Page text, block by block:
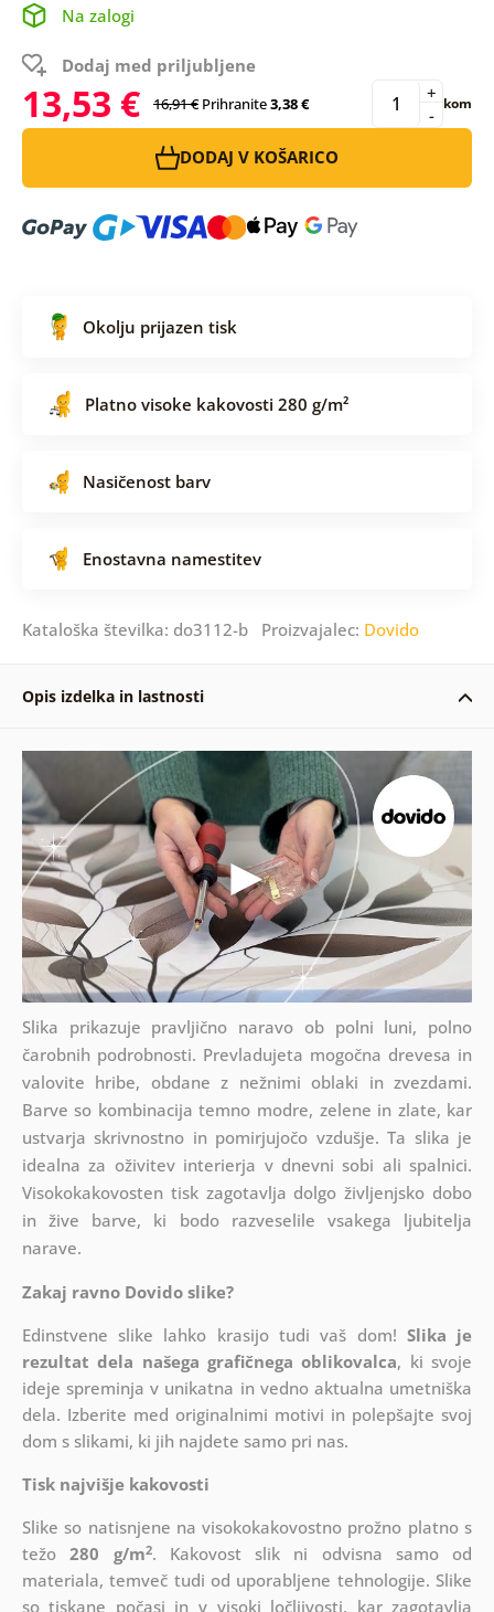
Na zalogi
Dodaj med priljubljene
13,53 € 16,91 € Prihranite3,38 € -
+ kom
DODAJ V KOŠARICO
Okolju prijazen tisk
Platno visoke kakovosti 280 g/m²
Nasičenost barv
Enostavna namestitev
Kataloška številka: do3112-b Proizvajalec: Dovido
Opis izdelka in lastnosti
Slika prikazuje pravljično naravo ob polni luni, polno
čarobnih podrobnosti. Prevladujeta mogočna drevesa in
valovite hribe, obdane z nežnimi oblaki in zvezdami.
Barve so kombinacija temno modre, zelene in zlate, kar
ustvarja skrivnostno in pomirjujočo vzdušje. Ta slika je
idealna za oživitev interierja v dnevni sobi ali spalnici.
Visokokakovosten tisk zagotavlja dolgo življenjsko dobo
in žive barve, ki bodo razveselile vsakega ljubitelja
narave.
Zakaj ravno Dovido slike?
Edinstvene slike lahko krasijo tudi vaš dom! Slika je
rezultat dela našega grafičnega oblikovalca, ki svoje
ideje spreminja v unikatna in vedno aktualna umetniška
dela. Izberite med originalnimi motivi in polepšajte svoj
dom s slikami, ki jih najdete samo pri nas.
Tisk najvišje kakovosti
Slike so natisnjene na visokokakovostno prožno platno s
težo280 g/m2. Kakovost slik ni odvisna samo od
materiala, temveč tudi od uporabljene tehnologije. Slike
so tiskane počasi in v visoki ločljivosti, kar zagotavlja